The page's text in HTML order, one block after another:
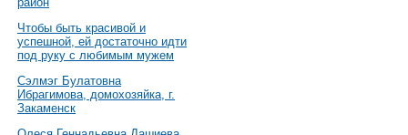
Чтобы быть красивой и
успешной, ей достаточно идти
под руку с любимым мужем
Сэлмэг Булатовна
Ибрагимова, домохозяйка, г.
Закаменск